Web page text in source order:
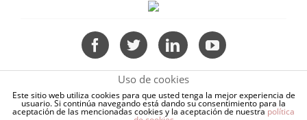
Uso de cookies
Este sitio web utiliza cookies para que usted tenga la mejor experiencia de
usuario. Si continúa navegando está dando su consentimiento para la
aceptación de las mencionadas cookies y la aceptación de nuestra política